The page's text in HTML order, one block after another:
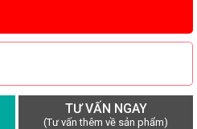
TƯ VẤN NGAY
(Tư vấn thêm về sản phẩm)